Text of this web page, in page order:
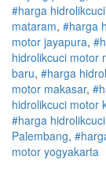
#harga hidrolikcuci
mataram, #harga
motor jayapura, #
hidrolikcuci motor
baru, #harga
motor makasar, #
hidrolikcuci motor
#harga hidrolikcuci
Palembang, #
motor yogyakarta